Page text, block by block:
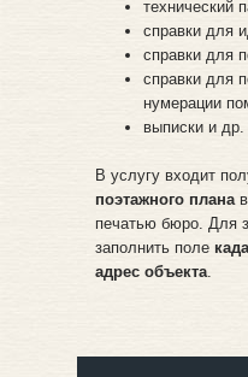
технический
справки для
справки для
справки для
нумерации
выписки и др.
В услугу входит
поэтажного плана
печатью бюро. Для
заполнить поле
адрес объекта